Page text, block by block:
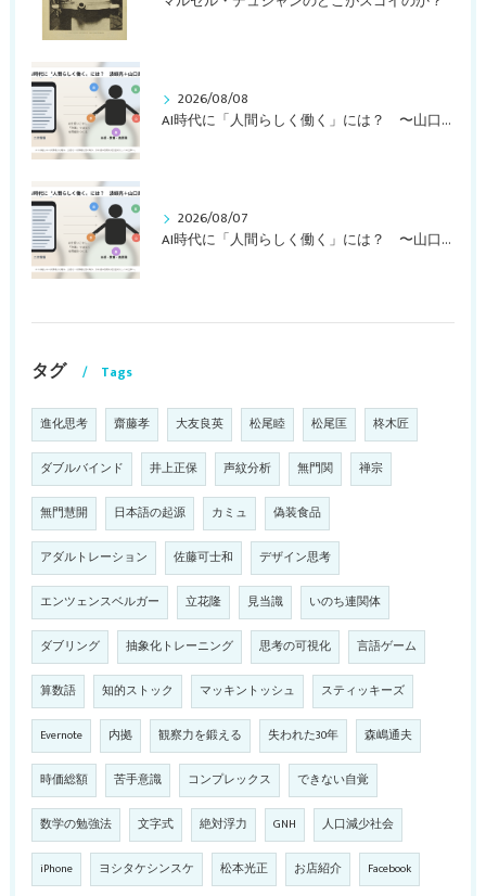
2026/08/08
AI時代に「人間らしく働く」には？ 〜山口周さんの対談動画・文字起こし（その２）〜
2026/08/07
AI時代に「人間らしく働く」には？ 〜山口周さんの対談動画・文字起こし（その１）〜
タグ Tags
進化思考 齋藤孝 大友良英 松尾睦 松尾匡 柊木匠
ダブルバインド 井上正保 声紋分析 無門関 禅宗
無門慧開 日本語の起源 カミュ 偽装食品
アダルトレーション 佐藤可士和 デザイン思考
エンツェンスベルガー 立花隆 見当識 いのち連関体
ダブリング 抽象化トレーニング 思考の可視化 言語ゲーム
算数語 知的ストック マッキントッシュ スティッキーズ
Evernote 内拠 観察力を鍛える 失われた30年 森嶋通夫
時価総額 苦手意識 コンプレックス できない自覚
数学の勉強法 文字式 絶対浮力 GNH 人口減少社会
iPhone ヨシタケシンスケ 松本光正 お店紹介 Facebook